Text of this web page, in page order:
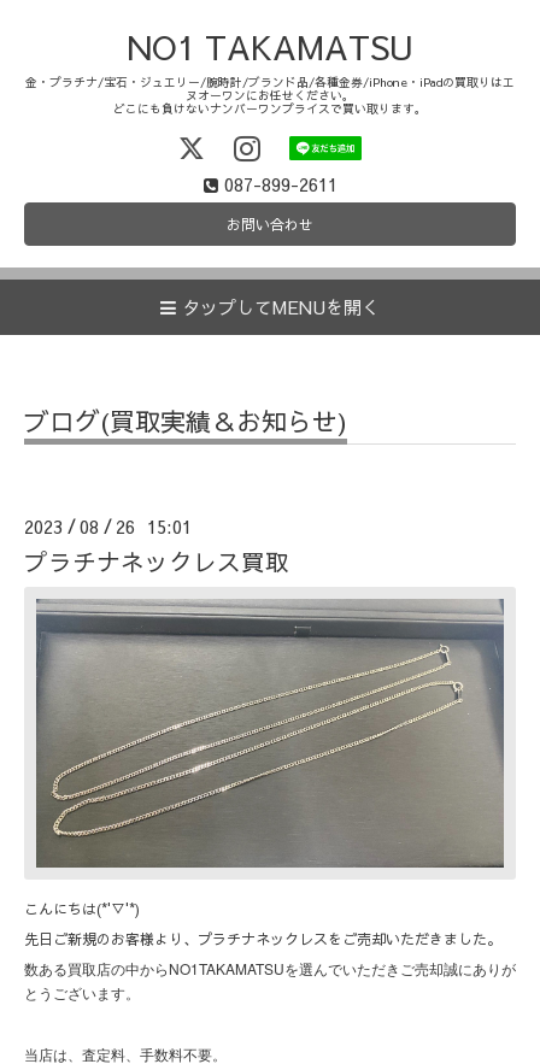
NO1 TAKAMATSU
金・プラチナ/宝石・ジュエリー/腕時計/ブランド品/各種金券/iPhone・iPadの買取りはエ
ヌオーワンにお任せください。
どこにも負けないナンバーワンプライスで買い取ります。
087-899-2611
お問い合わせ
タップしてMENUを開く
ブログ(買取実績＆お知らせ)
2023 /08 / 26 15:01
プラチナネックレス買取
こんにちは(*'▽'*)
先日ご新規のお客様より、プラチナネックレスをご売却いただきました。
数ある買取店の中から NO1TAKAMATSUを選んでいただきご売却誠にありが
とうございます。
当店は、査定料、手数料不要。